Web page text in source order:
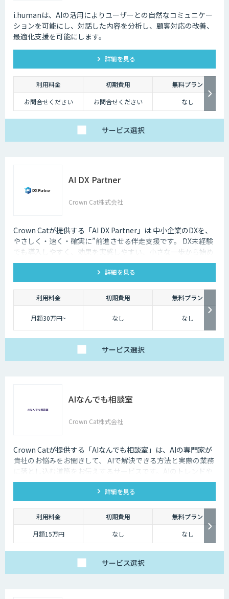
i.humanは、AIの活用によりユーザーとの自然なコミュニケー
ションを可能にし、対話した内容を分析し、顧客対応の改善、
最適化支援を可能にします。
詳細を見る
利用料金 初期費用
無料プラン
お問合せください
お問合せください なし
サービス選択
AI DX Partner
Crown Cat株式会社
Crown Catが提供する「AI DX Partner」は 中小企業のDXを、
やさしく・速く・確実に”前進させる伴走支援です。 DX未経験
でも導入しやすく、効果を実感しやすい、小さな一歩から始め
るDX支援サービスです。 AI DX Partnerは、大手企業のDX支援
で培ったノウハウをベースに、 地方・中小企業のための“現実
的なDX”を設計・実装・運用まで一貫して支援いたします。 私
たちは、コンサル×開発×AIの力で、現場に寄り添った 『ちょ
うどいいDX』を実現します。
詳細を見る
利用料金 初期費用 無料プラン
月額30万円~ なし なし
サービス選択
AIなんでも相談室
Crown Cat株式会社
Crown Catが提供する「AIなんでも相談室」は、AIの専門家が
貴社のお悩みをお聞きして、 AIで解決できる方法と実際の業務
に落とし込む道筋をお伝えするサービスです。AIのトレンドや
最新の事例はもちろん、自社にあった活用を安価にクイックに
詳細を見る
利用料金 初期費用
無料プラン
月額15万円
なし なし
サービス選択